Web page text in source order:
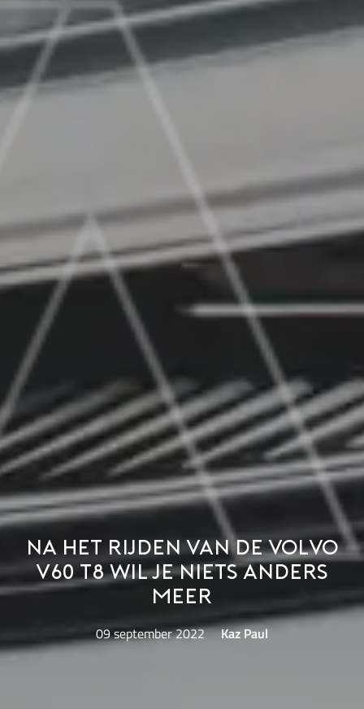
Na het rijden van de Volvo
V60 T8 wil je niets anders
meer
09 september 2022 Kaz Paul